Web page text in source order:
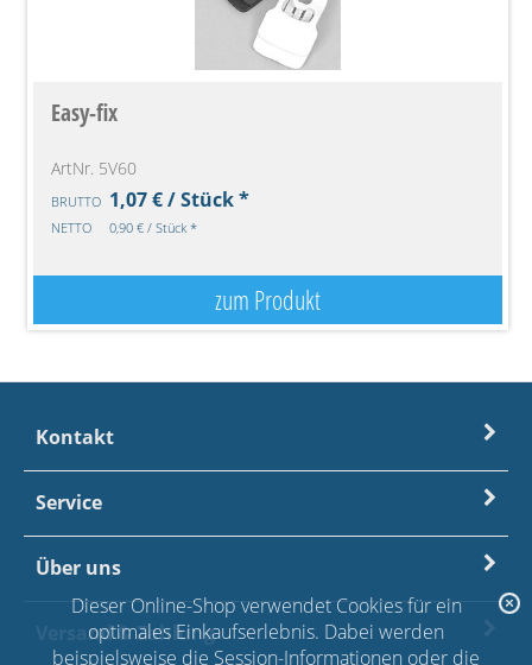
Dieser Online-Shop verwendet Cookies für ein
optimales Einkaufserlebnis. Dabei werden
beispielsweise die Session-Informationen oder die
Easy-fix
ArtNr. 5V60
BRUTTO 1,07 € / Stück *
NETTO 0,90 € / Stück *
zum Produkt
Kontakt
Service
Über uns
Versand & Zahlung